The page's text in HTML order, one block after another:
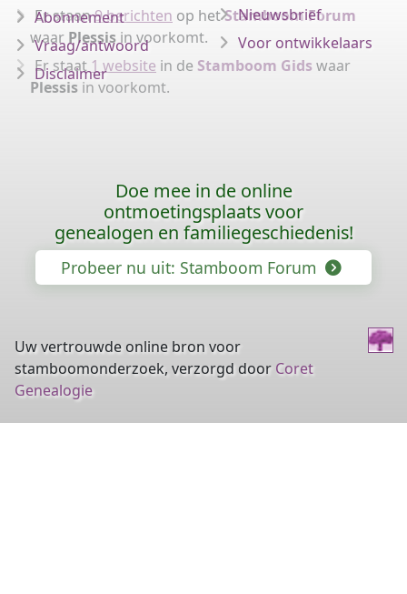
Er staan9 berichten op hetStamboom Forum
waar Plessis in voorkomt.
Er staat 1 website in de Stamboom Gids waar
Plessis in voorkomt.
Abonnement
Vraag/antwoord
Disclaimer
Nieuwsbrief
Voor ontwikkelaars
Doe mee in de online
ontmoetingsplaats voor
genealogen en familiegeschiedenis!
Probeer nu uit: Stamboom Forum
Uw vertrouwde online bron voor
stamboomonderzoek, verzorgd door Coret
Genealogie